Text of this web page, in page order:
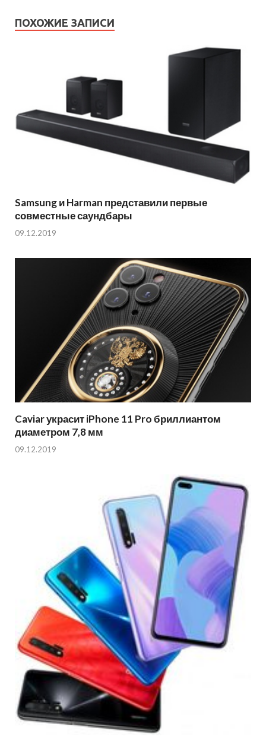
ПОХОЖИЕ ЗАПИСИ
Samsung и Harman представили первые
совместные саундбары
09.12.2019
Caviar украсит iPhone 11 Pro бриллиантом
диаметром 7,8 мм
09.12.2019